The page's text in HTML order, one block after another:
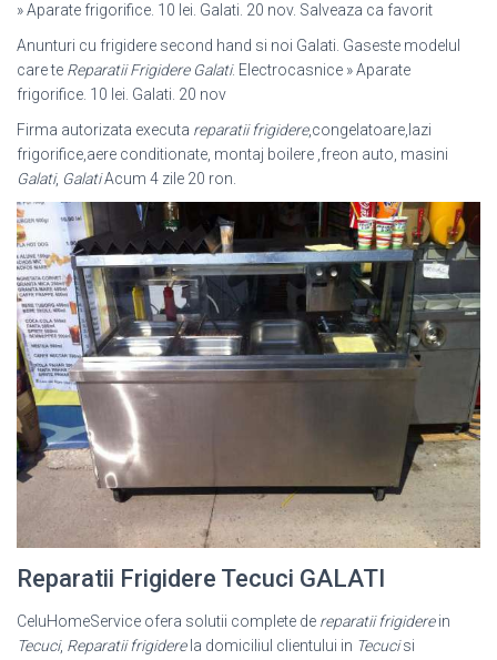
» Aparate frigorifice. 10 lei. Galati. 20 nov. Salveaza ca favorit
Anunturi cu frigidere second hand si noi Galati. Gaseste modelul
care te Reparatii Frigidere Galati. Electrocasnice » Aparate
frigorifice. 10 lei. Galati. 20 nov
Firma autorizata executa reparatii frigidere,congelatoare,lazi
frigorifice,aere conditionate, montaj boilere ,freon auto, masini
Galati, GalatiAcum 4 zile 20 ron.
Reparatii Frigidere Tecuci GALATI
CeluHomeService ofera solutii complete de reparatii frigiderein
Tecuci, Reparatii frigiderela domiciliul clientului in Tecucisi